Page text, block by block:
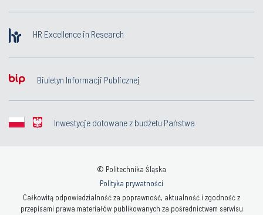
HR Excellence in Research
Biuletyn Informacji Publicznej
Inwestycje dotowane z budżetu Państwa
© Politechnika Śląska
Polityka prywatności
Całkowitą odpowiedzialność za poprawność, aktualność i zgodność z
przepisami prawa materiałów publikowanych za pośrednictwem serwisu